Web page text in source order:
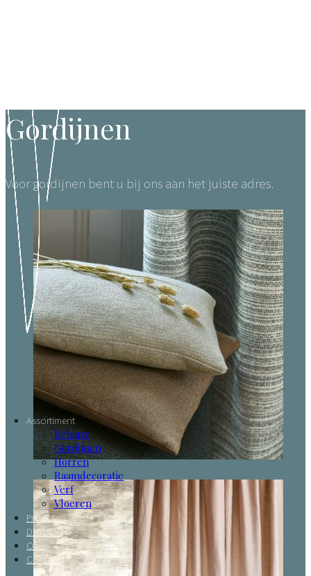
Assortiment
Behang
Gordijnen
Horren
Raamdecoratie
Verf
Vloeren
Projecten
Diensten
Over
Contact
Gordijnen
Voor gordijnen bent u bij ons aan het juiste adres.